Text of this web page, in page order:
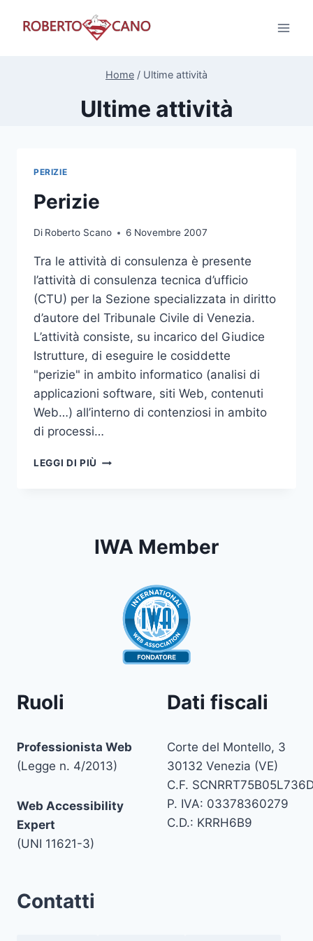
Home / Ultime attività
Ultime attività
PERIZIE
Perizie
Di Roberto Scano 6 Novembre 2007
Tra le attività di consulenza è presente
l’attività di consulenza tecnica d’ufficio
(CTU) per la Sezione specializzata in diritto
d’autore del Tribunale Civile di Venezia.
L’attività consiste, su incarico del Giudice
Istrutture, di eseguire le cosiddette
"perizie" in ambito informatico (analisi di
applicazioni software, siti Web, contenuti
Web…) all’interno di contenziosi in ambito
di processi…
LEGGI DI PIÙ PERIZIE
IWA Member
Ruoli
Professionista Web
(Legge n. 4/2013)
Web Accessibility
Expert
(UNI 11621-3)
Dati fiscali
Corte del Montello, 3
30132 Venezia (VE)
C.F.
P. IVA: 03378360279
C.D.: KRRH6B9
Contatti